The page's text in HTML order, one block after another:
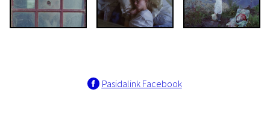
Pasidalink Facebook